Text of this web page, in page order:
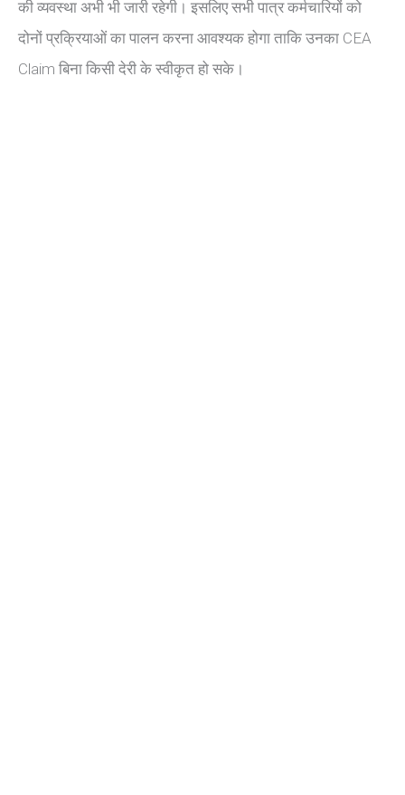
की व्यवस्था अभी भी जारी रहेगी। इसलिए सभी पात्र कर्मचारियों को
दोनों प्रक्रियाओं का पालन करना आवश्यक होगा ताकि उनका CEA
Claim बिना किसी देरी के स्वीकृत हो सके।